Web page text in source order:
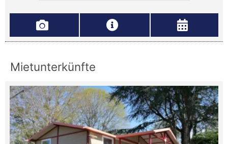
Mietunterkünfte